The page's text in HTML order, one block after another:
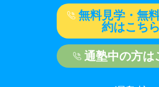
無料見学・無
約はこちら
通塾中の方は